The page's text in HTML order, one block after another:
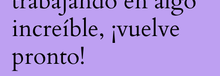
increíble, ¡vuelve
pronto!